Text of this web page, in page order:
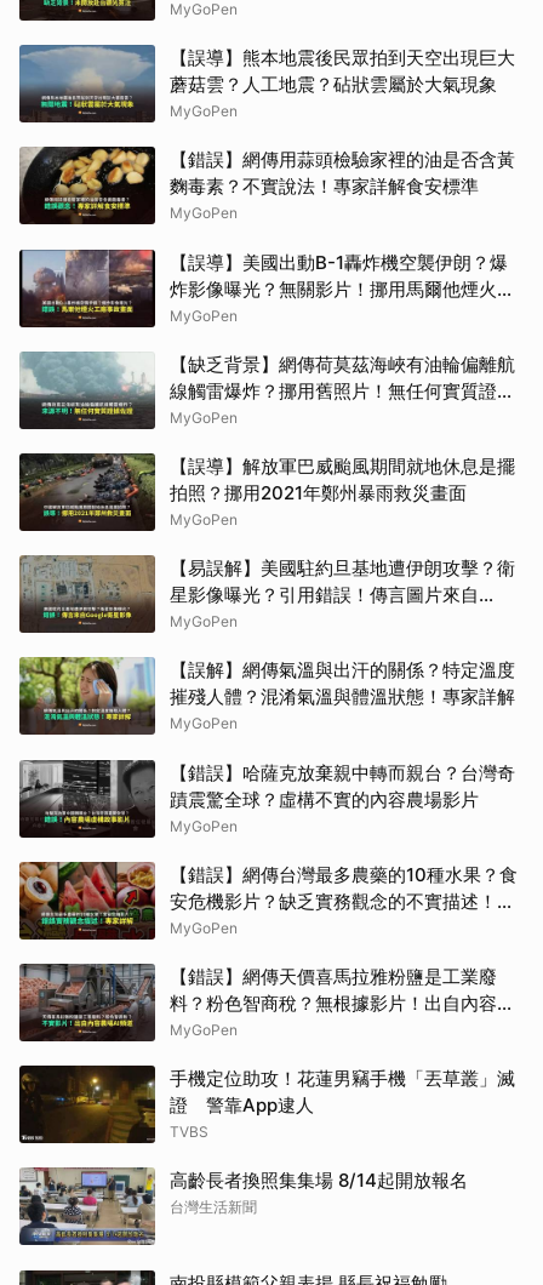
赴台觀光簽注
MyGoPen
【誤導】熊本地震後民眾拍到天空出現巨大
蘑菇雲？人工地震？砧狀雲屬於大氣現象
MyGoPen
【錯誤】網傳用蒜頭檢驗家裡的油是否含黃
麴毒素？不實說法！專家詳解食安標準
MyGoPen
【誤導】美國出動B-1轟炸機空襲伊朗？爆
炸影像曝光？無關影片！挪用馬爾他煙火工
廠事故畫面
MyGoPen
【缺乏背景】網傳荷莫茲海峽有油輪偏離航
線觸雷爆炸？挪用舊照片！無任何實質證據
佐證
MyGoPen
【誤導】解放軍巴威颱風期間就地休息是擺
拍照？挪用2021年鄭州暴雨救災畫面
MyGoPen
【易誤解】美國駐約旦基地遭伊朗攻擊？衛
星影像曝光？引用錯誤！傳言圖片來自
Google衛星影像
MyGoPen
【誤解】網傳氣溫與出汗的關係？特定溫度
摧殘人體？混淆氣溫與體溫狀態！專家詳解
MyGoPen
【錯誤】哈薩克放棄親中轉而親台？台灣奇
蹟震驚全球？虛構不實的內容農場影片
MyGoPen
【錯誤】網傳台灣最多農藥的10種水果？食
安危機影片？缺乏實務觀念的不實描述！專
家詳解
MyGoPen
【錯誤】網傳天價喜馬拉雅粉鹽是工業廢
料？粉色智商稅？無根據影片！出自內容農
場AI頻道
MyGoPen
手機定位助攻！花蓮男竊手機「丟草叢」滅
證 警靠App逮人
TVBS
高齡長者換照集集場 8/14起開放報名
台灣生活新聞